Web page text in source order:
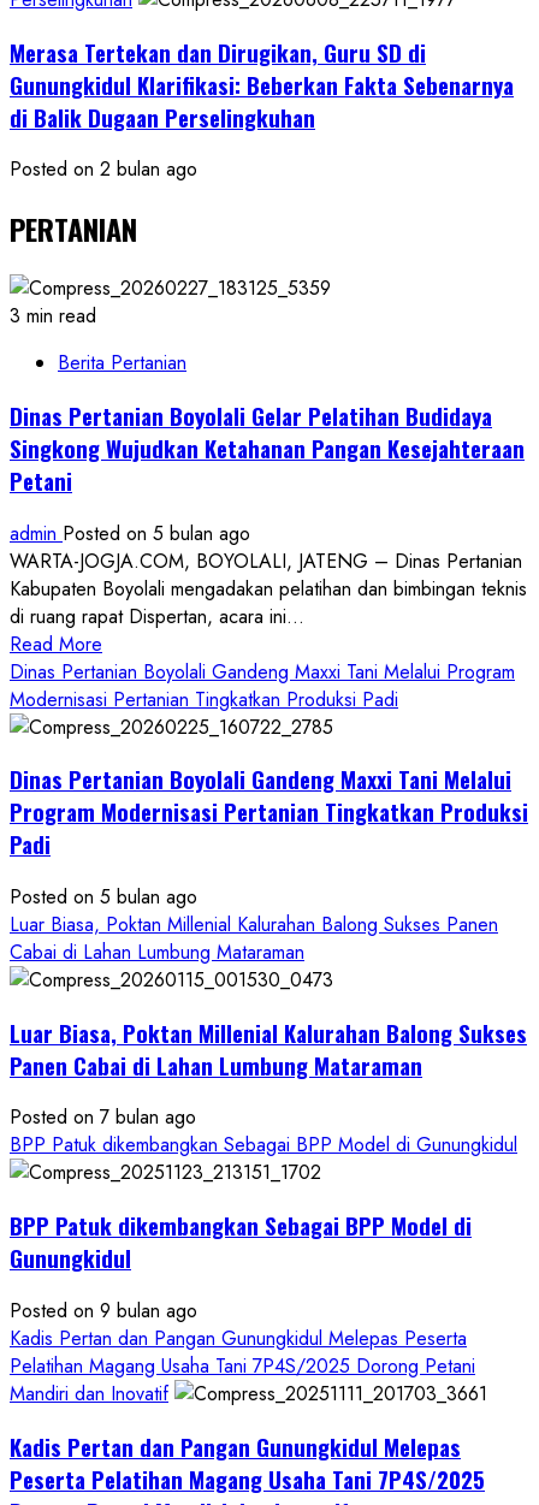
Merasa Tertekan dan Dirugikan, Guru SD di
Gunungkidul Klarifikasi: Beberkan Fakta Sebenarnya
di Balik Dugaan Perselingkuhan
Posted on 2 bulan ago
PERTANIAN
3 min read
Berita Pertanian
Dinas Pertanian Boyolali Gelar Pelatihan Budidaya
Singkong Wujudkan Ketahanan Pangan Kesejahteraan
Petani
admin Posted on 5 bulan ago
WARTA-JOGJA.COM, BOYOLALI, JATENG – Dinas Pertanian
Kabupaten Boyolali mengadakan pelatihan dan bimbingan teknis
di ruang rapat Dispertan, acara ini...
Read More
more
about
Dinas
Boyolali
Gelar
Singkong
Wujudkan
Ketahanan
Pangan
Petani
Dinas Pertanian Boyolali Gandeng Maxxi Tani Melalui Program
Modernisasi Pertanian Tingkatkan Produksi Padi
Dinas Pertanian Boyolali Gandeng Maxxi Tani Melalui
Program Modernisasi Pertanian Tingkatkan Produksi
Padi
Posted on 5 bulan ago
Luar Biasa, Poktan Millenial Kalurahan Balong Sukses Panen
Cabai di Lahan Lumbung Mataraman
Luar Biasa, Poktan Millenial Kalurahan Balong Sukses
Panen Cabai di Lahan Lumbung Mataraman
Posted on 7 bulan ago
BPP Patuk dikembangkan Sebagai BPP Model di Gunungkidul
BPP Patuk dikembangkan Sebagai BPP Model di
Gunungkidul
Posted on 9 bulan ago
Kadis Pertan dan Pangan Gunungkidul Melepas Peserta
Pelatihan Magang Usaha Tani 7P4S/2025 Dorong Petani
Mandiri dan Inovatif
Kadis Pertan dan Pangan Gunungkidul Melepas
Peserta Pelatihan Magang Usaha Tani 7P4S/2025